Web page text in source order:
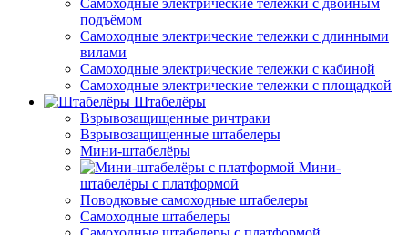
Самоходные электрические тележки с двойным
подъёмом
Самоходные электрические тележки с длинными
вилами
Самоходные электрические тележки с кабиной
Самоходные электрические тележки с площадкой
Штабелёры
Взрывозащищенные ричтраки
Взрывозащищенные штабелеры
Мини-штабелёры
Мини-
штабелёры с платформой
Поводковые самоходные штабелеры
Самоходные штабелеры